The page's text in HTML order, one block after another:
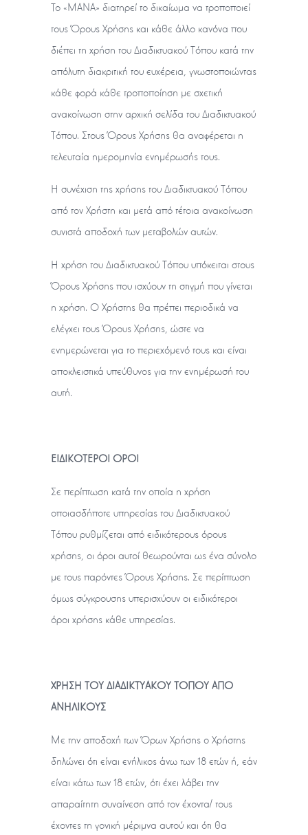
To «ΜΑΝΑ» διατηρεί το δικαίωμα να τροποποιεί
τους Όρους Χρήσης και κάθε άλλο κανόνα που
διέπει τη χρήση του Διαδικτυακού Τόπου κατά την
απόλυτη διακριτική του ευχέρεια, γνωστοποιώντας
κάθε φορά κάθε τροποποίηση με σχετική
ανακοίνωση στην αρχική σελίδα του Διαδικτυακού
Τόπου. Στους Όρους Χρήσης θα αναφέρεται η
τελευταία ημερομηνία ενημέρωσής τους.
Η συνέχιση της χρήσης του Διαδικτυακού Τόπου
από τον Χρήστη και μετά από τέτοια ανακοίνωση
συνιστά αποδοχή των μεταβολών αυτών.
Η χρήση του Διαδικτυακού Τόπου υπόκειται στους
Όρους Χρήσης που ισχύουν τη στιγμή που γίνεται
η χρήση. Ο Χρήστης θα πρέπει περιοδικά να
ελέγχει τους Όρους Χρήσης, ώστε να
ενημερώνεται για το περιεχόμενό τους και είναι
αποκλειστικά υπεύθυνος για την ενημέρωσή του
αυτή.
ΕΙΔΙΚΟΤΕΡΟΙ OΡΟΙ
Σε περίπτωση κατά την οποία η χρήση
οποιασδήποτε υπηρεσίας του Διαδικτυακού
Τόπου ρυθμίζεται από ειδικότερους όρους
χρήσης, οι όροι αυτοί θεωρούνται ως ένα σύνολο
με τους παρόντες Όρους Χρήσης. Σε περίπτωση
όμως σύγκρουσης υπερισχύουν οι ειδικότεροι
όροι χρήσης κάθε υπηρεσίας.
ΧΡΗΣΗ ΤΟΥ ΔΙΑΔΙΚΤΥΑΚΟΥ ΤΟΠΟΥ ΑΠΟ
ΑΝΗΛΙΚΟΥΣ
Με την αποδοχή των Όρων Χρήσης ο Χρήστης
δηλώνει ότι είναι ενήλικος άνω των 18 ετών ή, εάν
είναι κάτω των 18 ετών, ότι έχει λάβει την
απαραίτητη συναίνεση από τον έχοντα/ τους
έχοντες τη γονική μέριμνα αυτού και ότι θα